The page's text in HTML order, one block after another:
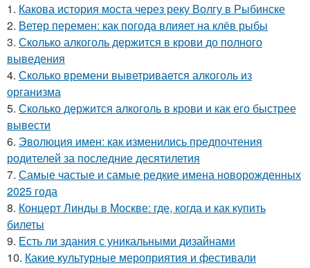
1. Какова история моста через реку Волгу в Рыбинске
2. Ветер перемен: как погода влияет на клёв рыбы
3. Сколько алкоголь держится в крови до полного
выведения
4. Сколько времени выветривается алкоголь из
организма
5. Сколько держится алкоголь в крови и как его быстрее
вывести
6. Эволюция имен: как изменились предпочтения
родителей за последние десятилетия
7. Самые частые и самые редкие имена новорожденных
2025 года
8. Концерт Линды в Москве: где, когда и как купить
билеты
9. Есть ли здания с уникальными дизайнами
10. Какие культурные мероприятия и фестивали